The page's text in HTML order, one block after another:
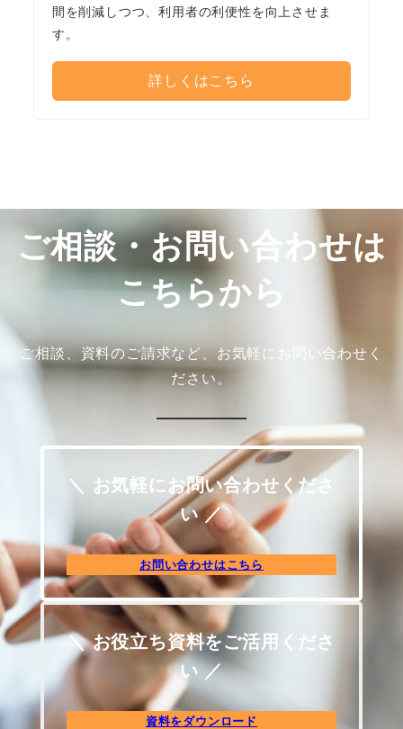
間を削減しつつ、利用者の利便性を向上させま
す。
詳しくはこちら
ご相談・お問い合わせは
こちらから
ご相談、資料のご請求など、お気軽にお問い合わせく
ださい。
＼ お気軽にお問い合わせくださ
い ／
お問い合わせはこちら
＼ お役立ち資料をご活用くださ
い ／
資料をダウンロード